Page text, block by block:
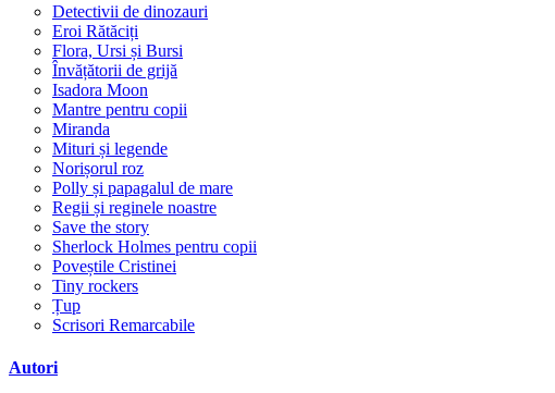
Detectivii de dinozauri
Eroi Rătăciți
Flora, Ursi și Bursi
Învățătorii de grijă
Isadora Moon
Mantre pentru copii
Miranda
Mituri și legende
Norișorul roz
Polly și papagalul de mare
Regii și reginele noastre
Save the story
Sherlock Holmes pentru copii
Poveștile Cristinei
Tiny rockers
Țup
Scrisori Remarcabile
Autori